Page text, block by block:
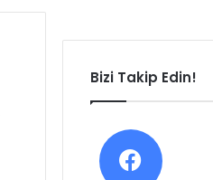
Bizi Takip Edin!